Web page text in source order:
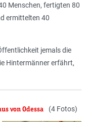
Menschen, fertigten 80
ermittelten 40
jemals die
Hintermänner erfährt,
von Odessa (4 Fotos)